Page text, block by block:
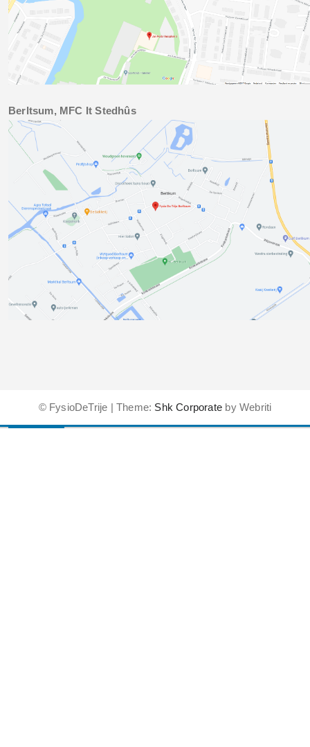
Berltsum, MFC It Stedhûs
© FysioDeTrije | Theme: Shk Corporate by Webriti